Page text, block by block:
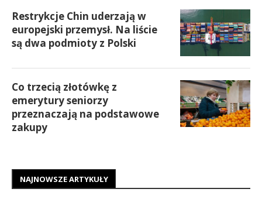
Restrykcje Chin uderzają w
europejski przemysł. Na liście
są dwa podmioty z Polski
Co trzecią złotówkę z
emerytury seniorzy
przeznaczają na podstawowe
zakupy
NAJNOWSZE ARTYKUŁY